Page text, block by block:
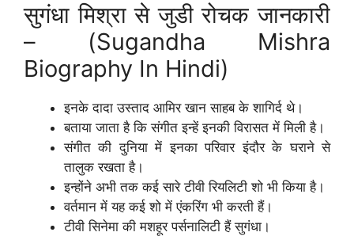
सुगंधा मिश्रा से जुडी रोचक जानकारी
– (Sugandha Mishra
Biography In Hindi)
इनके दादा उस्ताद आमिर खान साहब के शागिर्द थे।
बताया जाता है कि संगीत इन्हें इनकी विरासत में मिली है।
संगीत की दुनिया में इनका परिवार इंदौर के घराने से
तालुक रखता है।
इन्होंने अभी तक कई सारे टीवी रियलिटी शो भी किया है।
वर्तमान में यह कई शो में एंकरिंग भी करती हैं।
टीवी सिनेमा की मशहूर पर्सनालिटी हैं सुगंधा।